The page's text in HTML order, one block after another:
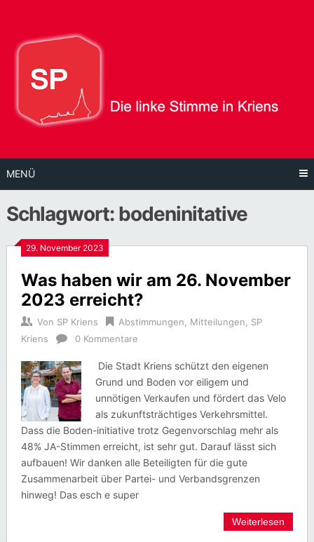
Inhalt
MENÜ
Schlagwort: bodeninitative
29. November 2023
Was haben wir am 26. November
2023 erreicht?
Von SP Kriens Abstimmungen Mitteilungen
SP
Kriens
0 Kommentare
Die Stadt Kriens schützt den eigenen
Grund und Boden vor eiligem und
unnötigen Verkaufen und fördert das Velo
als zukunftsträchtiges Verkehrsmittel.
Dass die Boden-initiative trotz Gegenvorschlag mehr als
48% JA-Stimmen erreicht, ist sehr gut. Darauf lässt sich
aufbauen! Wir danken alle Beteiligten für die gute
Zusammenarbeit über Partei- und Verbandsgrenzen
hinweg! Das esch e super
Weiterlesen